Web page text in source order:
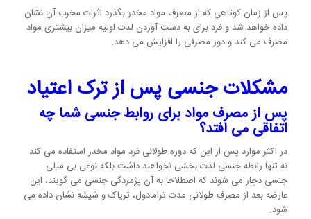
پس از زمان کوتاهی که از مصرف مواد مخدر بگذرد اثرات مخرب آن نشان
داده خواهد شد و فرد برای به دست آوردن لذت اولیه میزان بیشتری مواد
مصرف می کند و دوز مصرفی را افزایش می دهد.
مشکلات جنسی پس از ترک اعتیاد
پس از مصرف مواد برای روابط جنسی شما چه
اتفاقی می افتد؟
در اکثر موارد پس از این که دوره طولانی فرد مواد مخدر استفاده می کند
نه تنها رابطه جنسی لذت بخشی نخواهند داشت بلکه نوعی بی میلی
جنسی دچار می شوند که اصطلاحا به آن پژمردگی جنسی می گویند، این
عارضه بعد از مصرف طولانی مدت ترامادول، تریاک و شیشه نشان داده می
شود.